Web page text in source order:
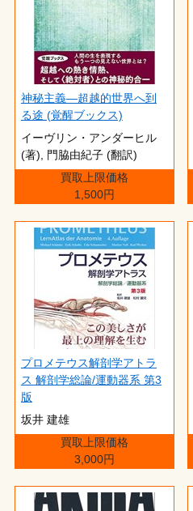
神秘主義―超越的世界へ到
る途 (覚醒ブックス)
イーヴリン・アンダーヒル
(著),‎ 門脇由紀子 (翻訳)
買取上限価格
1,500円
プロメテウス解剖学アトラ
ス 解剖学総論/運動器系 第3
版
坂井 建雄
買取上限価格
3,000円